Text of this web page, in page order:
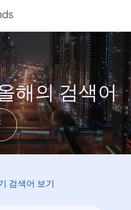
해의 검색어
검색어 보기